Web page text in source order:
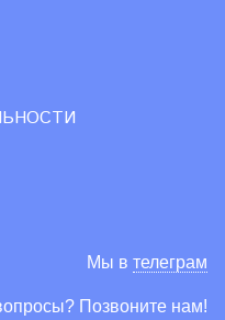
Мы в телеграм
Позвоните нам!